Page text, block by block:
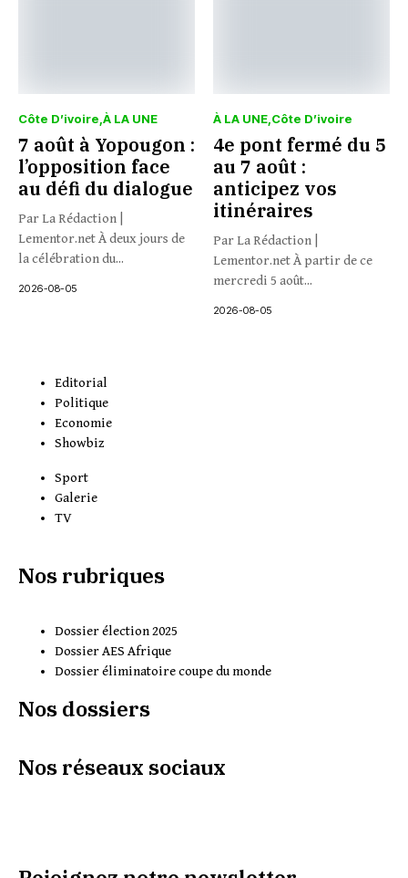
Côte D’ivoire À LA UNE
7 août à Yopougon :
l’opposition face
au défi du dialogue
Par La Rédaction |
Lementor.net À deux jours de
la célébration du...
2026-08-05
À LA UNE Côte D’ivoire
4e pont fermé du 5
au 7 août :
anticipez vos
itinéraires
Par La Rédaction |
Lementor.net À partir de ce
mercredi 5 août...
2026-08-05
Editorial
Politique
Economie
Showbiz
Sport
Galerie
TV
Nos rubriques
Dossier élection 2025
Dossier AES Afrique
Dossier éliminatoire coupe du monde
Nos dossiers
Nos réseaux sociaux